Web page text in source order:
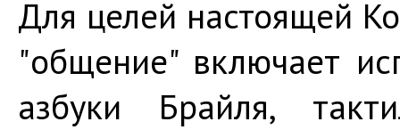
Для целей настоящей
"общение" включает
азбуки Брайля,